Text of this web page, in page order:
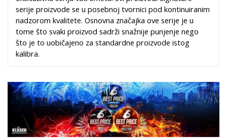
serije proizvode se u posebnoj tvornici pod kontinuiranim
nadzorom kvalitete. Osnovna značajka ove serije je u
tome što svaki proizvod sadrži snažnije punjenje nego
što je to uobičajeno za standardne proizvode istog
kalibra.